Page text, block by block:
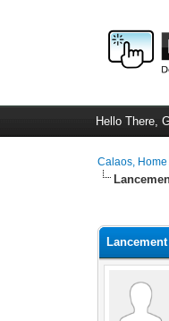
Hello There,
Calaos,